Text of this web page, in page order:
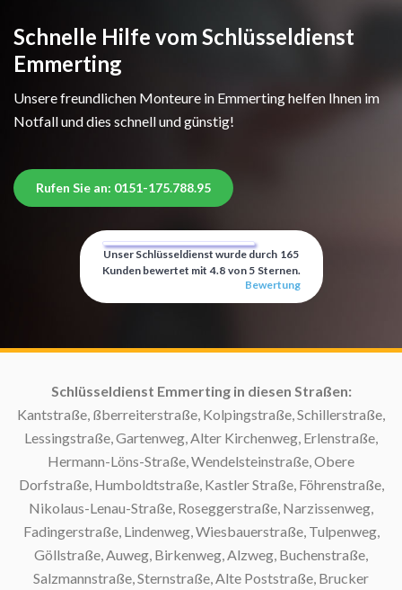
Schnelle Hilfe vom Schlüsseldienst
Emmerting
Unsere freundlichen Monteure in Emmerting helfen Ihnen im
Notfall und dies schnell und günstig!
Rufen Sie an: 0151-175.788.95
Unser Schlüsseldienst wurde durch 165
Kunden bewertet mit 4.8 von 5 Sternen.
Bewertung
Schlüsseldienst Emmerting in diesen Straßen:
Kantstraße, ßberreiterstraße, Kolpingstraße, Schillerstraße,
Lessingstraße, Gartenweg, Alter Kirchenweg, Erlenstraße,
Hermann-Löns-Straße, Wendelsteinstraße, Obere
Dorfstraße, Humboldtstraße, Kastler Straße, Föhrenstraße,
Nikolaus-Lenau-Straße, Roseggerstraße, Narzissenweg,
Fadingerstraße, Lindenweg, Wiesbauerstraße, Tulpenweg,
Göllstraße, Auweg, Birkenweg, Alzweg, Buchenstraße,
Salzmannstraße, Sternstraße, Alte Poststraße, Brucker